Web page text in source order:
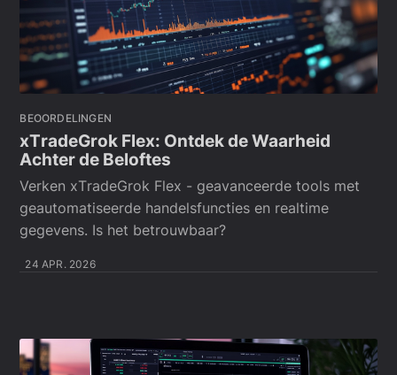
BEOORDELINGEN
хΤrаdеGrοk Flех: Ontdek de Waarheid
Achter de Beloftes
Verken хΤrаdеGrοk Flех - geavanceerde tools met
geautomatiseerde handelsfuncties en realtime
gegevens. Is het betrouwbaar?
24 APR. 2026